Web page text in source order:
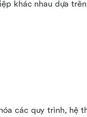
khác nhau dựa trên
các quy trình, hệ